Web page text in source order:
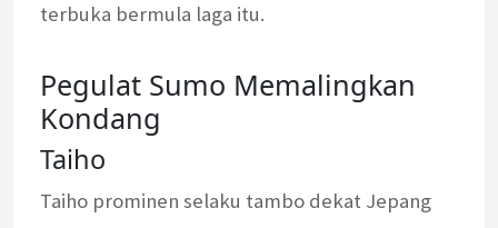
terbuka bermula laga itu.
Pegulat Sumo Memalingkan
Kondang
Taiho
Taiho prominen selaku tambo dekat Jepang